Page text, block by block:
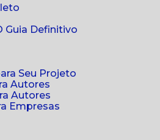
Guia Definitivo
Seu Projeto
Autores
Autores
Empresas